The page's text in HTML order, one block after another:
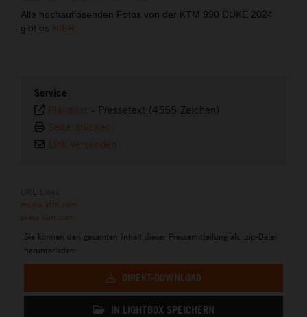
Alle hochauflösenden Fotos von der KTM 990 DUKE 2024
gibt es HIER.
Service
Plaintext - Pressetext (4555 Zeichen)
Seite drucken
Link versenden
media.ktm.com
press.ktm.com
Sie können den gesamten Inhalt dieser Pressemitteilung als .zip-Datei
herunterladen:
DIREKT-DOWNLOAD
IN LIGHTBOX SPEICHERN